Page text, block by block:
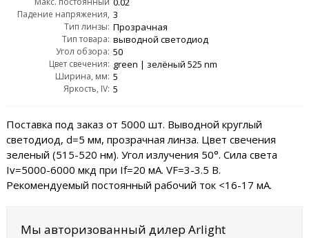
прямой ток, IF max:
Падение напряжения,
VF:
3
Тип линзы: Прозрачная
Тип товара: выводной светодиод
Угол обзора: 50
Цвет свечения: green | зелёный 525 nm
Ширина, мм: 5
Яркость, IV: 5
Поставка под заказ от 5000 шт. Выводной круглый
светодиод, d=5 мм, прозрачная линза. Цвет свечения
зеленый (515-520 нм). Угол излучения 50°. Сила света
Iv=5000-6000 мкд при If=20 мА. VF=3-3.5 В.
Рекомендуемый постоянный рабочий ток <16-17 мА.
Мы авторизованный дилер Arlight